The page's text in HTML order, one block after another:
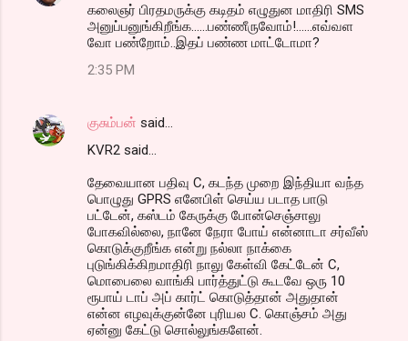
கலைஞர் பிரதமருக்கு கடிதம் எழுதுன மாதிரி SMS
அனுப்பனுங்கிறீங்க......பண்ணீருவோம்!......எவ்வள
வோ பண்றோம்..இதப் பண்ண மாட்டோமா?
2:35 PM
குசும்பன் said…
KVR2 said...
தேவையான பதிவு C, கடந்த முறை இந்தியா வந்த
பொழுது GPRS எனேபிள் செய்ய படாத பாடு
பட்டேன், கஸ்டம் கேருக்கு போன்செஞ்சாலு
போகவில்லை, நானே நேரா போய் என்னாடா சர்வீஸ்
கொடுக்குறீங்க என்று நல்லா நாக்கை
புடுங்கிக்கிறமாதிரி நாலு கேள்வி கேட்டேன் C,
மொபைலை வாங்கி பார்த்துட்டு கூடவே ஒரு 10
ரூபாய் டாப் அப் கார்ட் கொடுத்தான் அதுதான்
என்ன எழவுக்குன்னே புரியல C. கொஞ்சம் அது
ஏன்னு கேட்டு சொல்லுங்களேன்.